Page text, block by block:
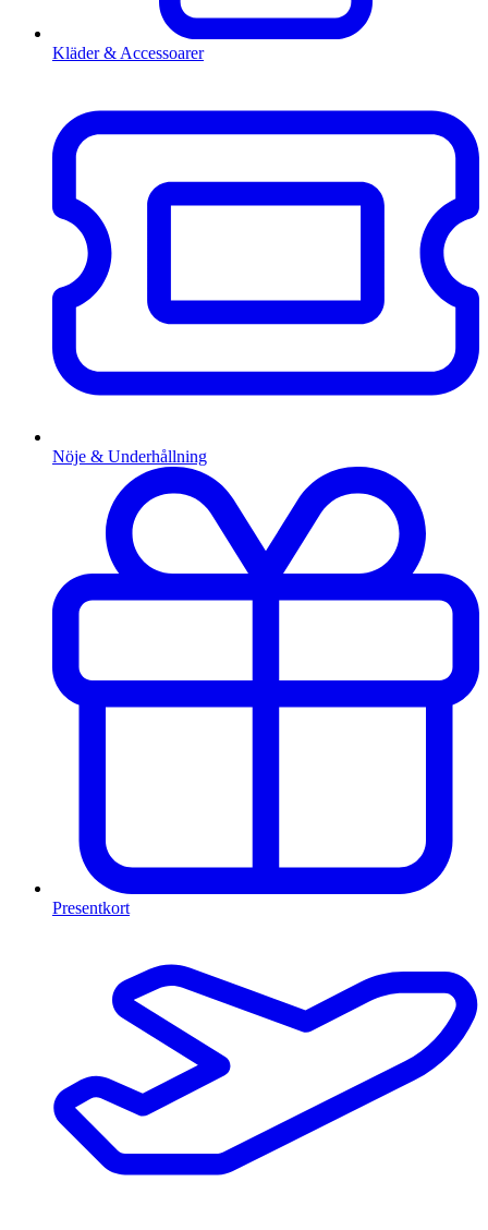
Kläder & Accessoarer
Nöje & Underhållning
Presentkort